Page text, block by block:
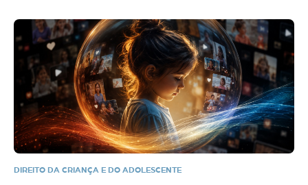
DIREITO DA CRIANÇA E DO ADOLESCENTE